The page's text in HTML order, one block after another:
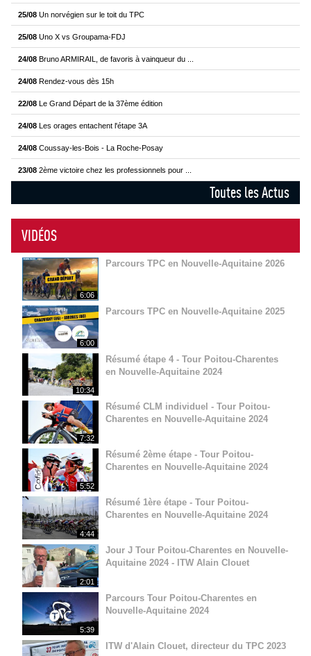
25/08 Un norvégien sur le toit du TPC
25/08 Uno X vs Groupama-FDJ
24/08 Bruno ARMIRAIL, de favoris à vainqueur du ...
24/08 Rendez-vous dès 15h
22/08 Le Grand Départ de la 37ème édition
24/08 Les orages entachent l'étape 3A
24/08 Coussay-les-Bois - La Roche-Posay
23/08 2ème victoire chez les professionnels pour ...
Toutes les Actus
VIDÉOS
6:06
Parcours TPC en Nouvelle-Aquitaine 2026
6:00
Parcours TPC en Nouvelle-Aquitaine 2025
10:34
Résumé étape 4 - Tour Poitou-Charentes
en Nouvelle-Aquitaine 2024
7:32
Résumé CLM individuel - Tour Poitou-
Charentes en Nouvelle-Aquitaine 2024
5:52
Résumé 2ème étape - Tour Poitou-
Charentes en Nouvelle-Aquitaine 2024
4:44
Résumé 1ère étape - Tour Poitou-
Charentes en Nouvelle-Aquitaine 2024
2:01
Jour J Tour Poitou-Charentes en Nouvelle-
Aquitaine 2024 - ITW Alain Clouet
5:39
Parcours Tour Poitou-Charentes en
Nouvelle-Aquitaine 2024
ITW d'Alain Clouet, directeur du TPC 2023